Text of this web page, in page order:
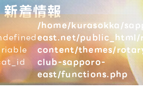
新着情報
/home/kurasokka/
east.net/
content/themes/
club-sapporo-
east/functions.php